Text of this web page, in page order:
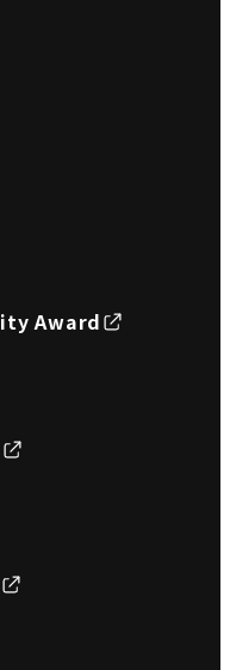
Award